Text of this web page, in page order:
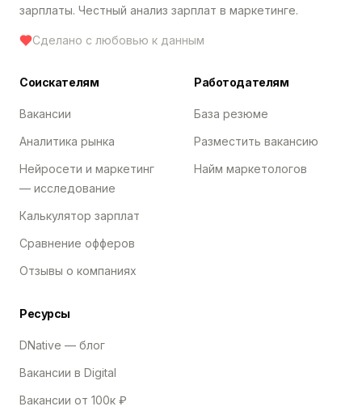
зарплаты. Честный анализ зарплат в маркетинге.
Сделано с любовью к данным
Соискателям
Вакансии
Аналитика рынка
Нейросети и маркетинг
— исследование
Калькулятор зарплат
Сравнение офферов
Отзывы о компаниях
Работодателям
База резюме
Разместить вакансию
Найм маркетологов
Ресурсы
DNative — блог
Вакансии в Digital
Вакансии от 100к ₽